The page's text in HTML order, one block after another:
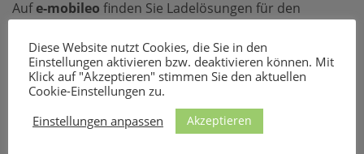
Aufe-mobileo finden Sie Ladelösungen für den
bei einem unserer zahlreichen Partner – mit dem
passenden Ladeequipment sind Sie für jede Situation
gerüstet!
LADEZUBEHÖR
Diese Website nutzt Cookies, die Sie in den
Einstellungen aktivieren bzw. deaktivieren können. Mit
Klick auf "Akzeptieren" stimmen Sie den aktuellen
Cookie-Einstellungen zu.
Einstellungen anpassen
Akzeptieren